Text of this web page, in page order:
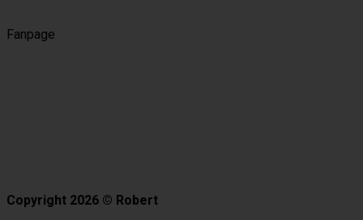
Fanpage
Copyright 2026 © Robert